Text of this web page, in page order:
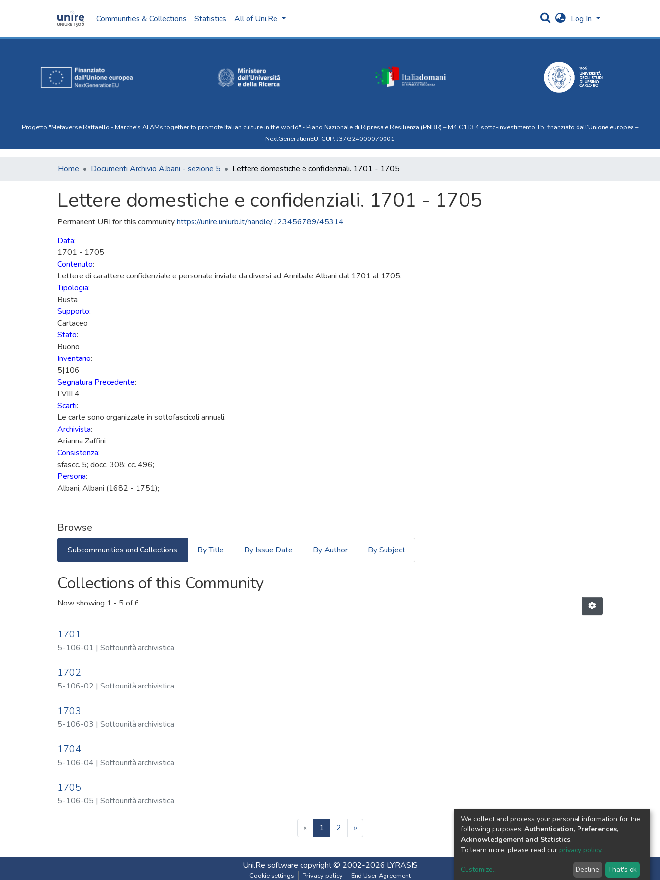
Communities & Collections Statistics All of Uni.Re Log In
Progetto "Metaverse Raffaello - Marche's AFAMs together to promote Italian culture in the world" - Piano Nazionale di Ripresa e Resilienza (PNRR) – M4,C1,I3.4 sotto-investimento T5, finanziato dall’Unione europea –
NextGenerationEU. CUP: J37G24000070001
Home Documenti Archivio Albani - sezione 5 Lettere domestiche e confidenziali. 1701 - 1705
Lettere domestiche e confidenziali. 1701 - 1705
Permanent URI for this communityhttps://unire.uniurb.it/handle/123456789/45314
Data:
1701 - 1705
Contenuto:
Lettere di carattere confidenziale e personale inviate da diversi ad Annibale Albani dal 1701 al 1705.
Tipologia:
Busta
Supporto:
Cartaceo
Stato:
Buono
Inventario:
5|106
Segnatura Precedente:
I VIII 4
Scarti:
Le carte sono organizzate in sottofascicoli annuali.
Archivista:
Arianna Zaffini
Consistenza:
sfascc. 5; docc. 308; cc. 496;
Persona:
Albani, Albani (1682 - 1751);
Browse
Subcommunities and Collections By Title By Issue Date By Author By Subject
Collections of this Community
Now showing 1 - 5 of 6
1701
5-106-01 | Sottounità archivistica
1702
5-106-02 | Sottounità archivistica
1703
5-106-03 | Sottounità archivistica
1704
5-106-04 | Sottounità archivistica
1705
5-106-05 | Sottounità archivistica
« 1(current)
2 »
Uni.Re software copyright © 2002-2026 LYRASIS
Cookie settings Privacy policy End User Agreement
We collect and process your personal information for the
following purposes: Authentication, Preferences,
Acknowledgement and Statistics.
To learn more, please read our privacy policy.
Customize... Decline That's ok